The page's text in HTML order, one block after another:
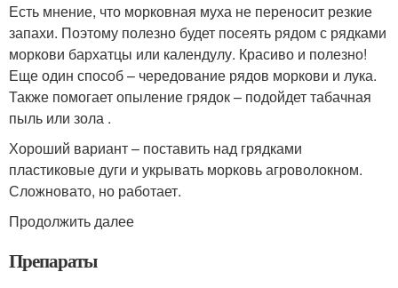
Есть мнение, что морковная муха не переносит резкие
запахи. Поэтому полезно будет посеять рядом с рядками
моркови бархатцы или календулу. Красиво и полезно!
Еще один способ – чередование рядов моркови и лука.
Также помогает опыление грядок – подойдет табачная
пыль или зола .
Хороший вариант – поставить над грядками
пластиковые дуги и укрывать морковь агроволокном.
Сложновато, но работает.
Продолжить далее
Препараты